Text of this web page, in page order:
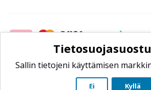
Sallin tietojeni käyttämisen
Ei Kyllä